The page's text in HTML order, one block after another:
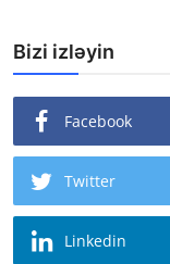
Bizi izləyin
Facebook
Twitter
Linkedin